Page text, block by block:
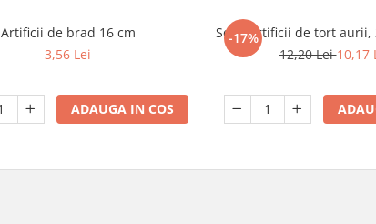
Artificii de brad 16 cm
3,56 Lei
ADAUGA IN COS
-17%
Set 2 artificii de tort aurii,
12,20 Lei10,17